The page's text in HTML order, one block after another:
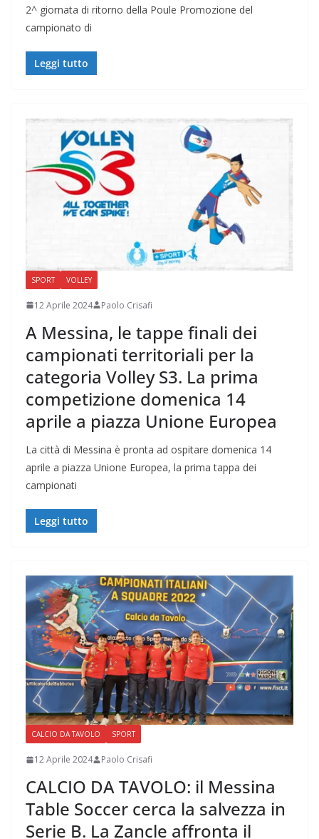
2^ giornata di ritorno della Poule Promozione del
campionato di
Leggi tutto
SPORT VOLLEY
12 Aprile 2024 Paolo Crisafi
A Messina, le tappe finali dei
campionati territoriali per la
categoria Volley S3. La prima
competizione domenica 14
aprile a piazza Unione Europea
La città di Messina è pronta ad ospitare domenica 14
aprile a piazza Unione Europea, la prima tappa dei
campionati
Leggi tutto
CALCIO DA TAVOLO SPORT
12 Aprile 2024 Paolo Crisafi
CALCIO DA TAVOLO: il Messina
Table Soccer cerca la salvezza in
Serie B. La Zancle affronta il